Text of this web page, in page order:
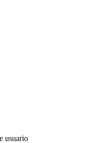
usuario